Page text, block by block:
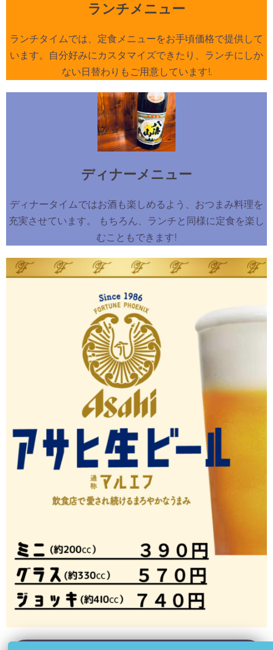
ランチメニュー
ランチタイムでは、定食メニューをお手頃価格で提供して
います。自分好みにカスタマイズできたり、ランチにしか
ない日替わりもご用意しています!.
ディナーメニュー
ディナータイムではお酒も楽しめるよう、おつまみ料理を
充実させています。 もちろん、ランチと同様に定食を楽し
むこともできます!